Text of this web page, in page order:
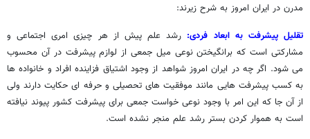
مدرن در ایران امروز به شرح زیرند:
تقلیل پیشرفت به ابعاد فردی: رشد علم پیش از هر چیزی امری اجتماعی و
مشارکتی است که برانگیختن نوعی میل جمعی از لوازم پیشرفت در آن محسوب
می شود. اگر چه در ایران امروز شواهد از وجود اشتیاق فزاینده افراد و خانواده ها
به کسب پیشرفت هایی مانند موفقیت های تحصیلی و حرفه ای حکایت دارند ولی
از آن جا که این امر با وجود نوعی خواست جمعی برای پیشرفت کشور پیوند نیافته
است به هموار کردن بستر رشد علم منجر نشده است.